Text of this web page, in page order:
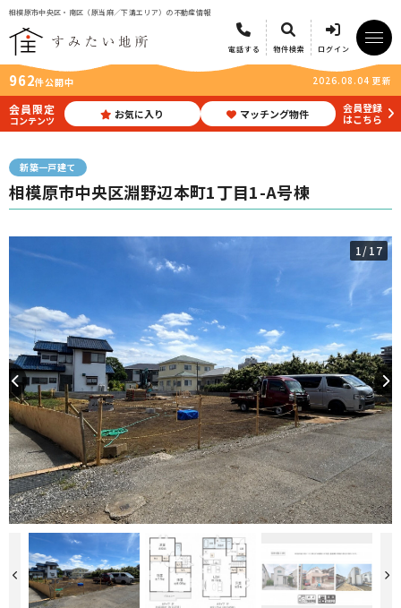
相模原市中央区・南区（原当麻／下溝エリア）の不動産情報
電話する 物件検索 ログイン
962件公開中 2026.08.04 更新
会員限定
コンテンツ お気に入り マッチング物件
会員登録
はこちら
新築一戸建て
相模原市中央区淵野辺本町1丁目1-A号棟
1/17